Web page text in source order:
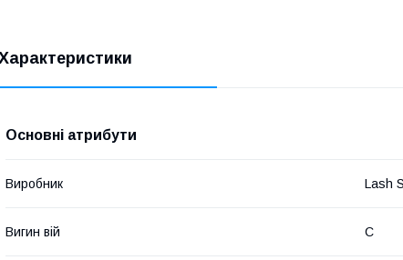
Основні атрибути
Виробник Lash
Вигин вій C